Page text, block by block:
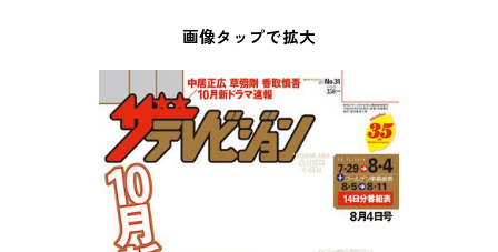
画像タップで拡大